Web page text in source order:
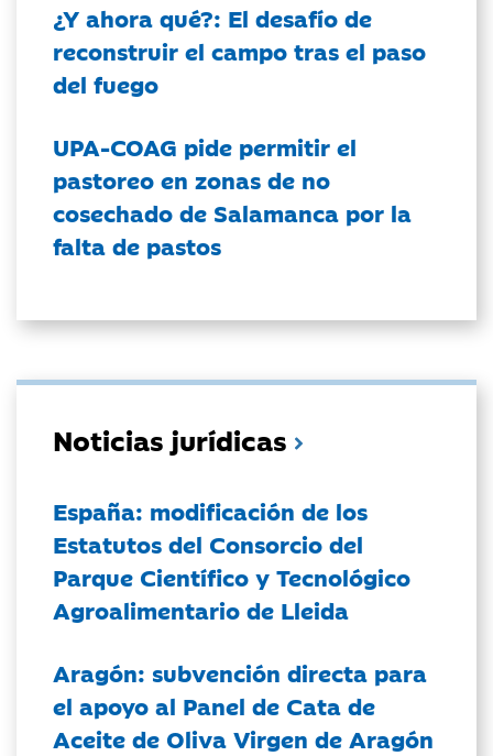
¿Y ahora qué?: El desafío de
reconstruir el campo tras el paso
del fuego
UPA-COAG pide permitir el
pastoreo en zonas de no
cosechado de Salamanca por la
falta de pastos
Noticias jurídicas
España: modificación de los
Estatutos del Consorcio del
Parque Científico y Tecnológico
Agroalimentario de Lleida
Aragón: subvención directa para
el apoyo al Panel de Cata de
Aceite de Oliva Virgen de Aragón